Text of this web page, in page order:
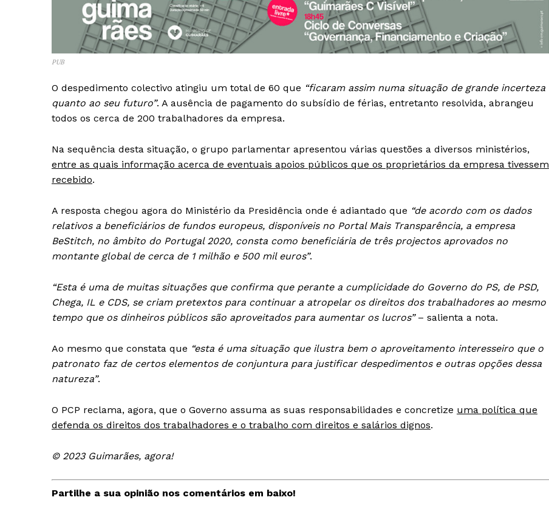
Guimarães, agora!
Institucional
Artigos
Edição Digital
Europa
Publicidade
PUB
O despedimento colectivo atingiu um total de 60 que “ficaram assim numa situação de grande incerteza
quanto ao seu futuro”. A ausência de pagamento do subsídio de férias, entretanto resolvida, abrangeu
todos os cerca de 200 trabalhadores da empresa.
Na sequência desta situação, o grupo parlamentar apresentou várias questões a diversos ministérios,
entre as quais informação acerca de eventuais apoios públicos que os proprietários da empresa tivessem
recebido.
A resposta chegou agora do Ministério da Presidência onde é adiantado que “de acordo com os dados
relativos a beneficiários de fundos europeus, disponíveis no Portal Mais Transparência, a empresa
BeStitch, no âmbito do Portugal 2020, consta como beneficiária de três projectos aprovados no
montante global de cerca de 1 milhão e 500 mil euros”.
“Esta é uma de muitas situações que confirma que perante a cumplicidade do Governo do PS, de PSD,
Chega, IL e CDS, se criam pretextos para continuar a atropelar os direitos dos trabalhadores ao mesmo
tempo que os dinheiros públicos são aproveitados para aumentar os lucros”– salienta a nota.
Ao mesmo que constata que “esta é uma situação que ilustra bem o aproveitamento interesseiro que o
patronato faz de certos elementos de conjuntura para justificar despedimentos e outras opções dessa
natureza”.
O PCP reclama, agora, que o Governo assuma as suas responsabilidades e concretize uma política que
defenda os direitos dos trabalhadores e o trabalho com direitos e salários dignos.
© 2023 Guimarães, agora!
Partilhe a sua opinião nos comentários em baixo!